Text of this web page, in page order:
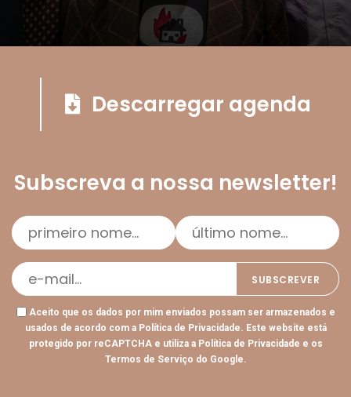
Subscreva a nossa newsletter!
Aceito que os dados por mim enviados possam ser armazenados e
usados de acordo com a Política de Privacidade. Este website está
protegido por reCAPTCHA e utiliza a Política de Privacidade e os
Termos de Serviço do Google.
Descarregar agenda